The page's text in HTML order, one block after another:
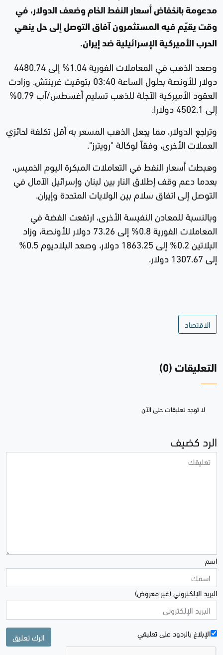
مدعومة بانخفاض أسعار النفط الخام وضعف الدولار، في
وقت يقيّم فيه المستثمرون آفاق التوصل إلى حل ينهي
الحرب الأميركية الإسرائيلية ضد إيران.
وصعد الذهب في المعاملات الفورية 1.04% إلى 4480.74
دولار للأونصة بحلول الساعة 03:40 بتوقيت غرينتش. وزادت
العقود الأميركية الآجلة للذهب تسليم أغسطس/آب 0.79%
إلى 4502.1 دولارا.
وتراجع الدولار، مما يجعل الذهب المسعر به أقل تكلفة لحائزي
العملات الأخرى، وفقاً لوكالة "رويترز".
وهبطت أسعار النفط في التعاملات المبكرة اليوم الخميس،
بعدما دعم وقف إطلاق النار بين لبنان وإسرائيل الآمال في
التوصل إلى اتفاق سلام بين الولايات المتحدة وإيران.
وبالنسبة للمعادن النفيسة الأخرى، ارتفعت الفضة في
المعاملات الفورية 0.8% إلى 73.26 دولار للأونصة، وزاد
البلاتين 0.2% إلى 1863.25 دولار، وصعد البلاديوم 0.5%
إلى 1307.67 دولار.
الاقتصاد
التعليقات (0)
لا توجد تعليقات حتى الآن
الرد كضيف
اسم
البريد الإلكتروني (غير معروض)
الإبلاغ بالردود علی تعليقي اترك تعليق